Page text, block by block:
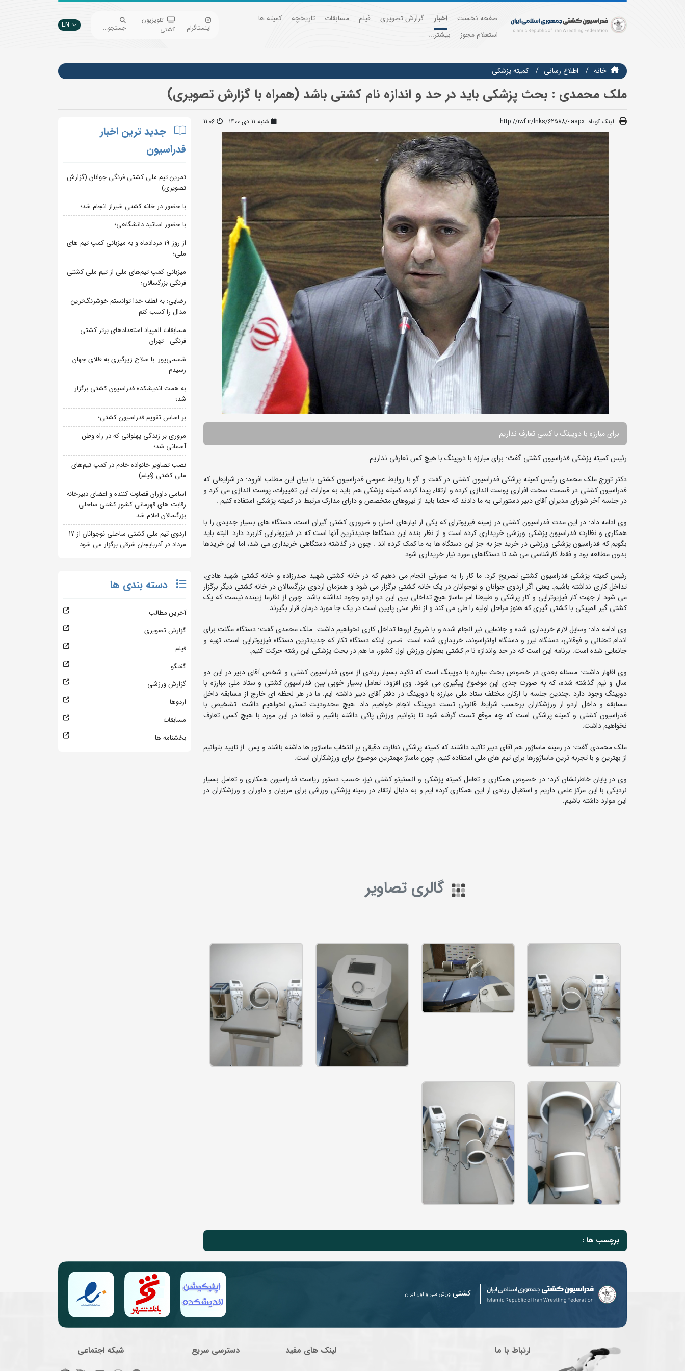
صفحه نخست اخبار گزارش تصویری فیلم مسابقات تاریخچه
کمیته ها
استعلام مجوز
بیشتر...
اینستاگرام
تلویزیون
کشتی
جستجو... EN
خانه اطلاع رسانی کمیته پزشکی
ملک محمدی : بحث پزشکی باید در حد و اندازه نام کشتی باشد (همراه با گزارش تصویری)
لینک کوتاه: http://iwf.ir/lnks/62588/-.aspx شنبه ۱۱ دی ۱۴۰۰ 11:06
برای مبارزه با دوپینگ با کسی تعارف نداریم
رئیس کمیته پزشکی فدراسیون کشتی گفت: برای مبارزه با دوپینگ با هیچ کس تعارفی نداریم.
دکتر تورج ملک محمدی رئیس کمیته پزشکی فدراسیون کشتی در گفت و گو با روابط عمومی فدراسیون کشتی با بیان این مطلب افزود: در شرایطی که
فدراسیون کشتی در قسمت سخت افزاری پوست اندازی کرده و ارتقاء پیدا کرده، کمیته پزشکی هم باید به موازات این تغییرات، پوست اندازی می کرد و
در جلسه آخر شورای مدیران آقای دبیر دستوراتی به ما دادند که حتما باید از نیروهای متخصص و دارای مدارک مرتبط در کمیته پزشکی استفاده کنیم .
وی ادامه داد: در این مدت فدراسیون کشتی در زمینه فیزیوترای که یکی از نیازهای اصلی و ضروری کشتی گیران است، دستگاه های بسیار جدیدی را با
همکاری و نظارت فدراسیون پزشکی ورزشی خریداری کرده است و از نظر بنده این دستگاها جدیدترین آنها است که در فیزیوتراپی کاربرد دارد. البته باید
بگویم که فدراسیون پزشکی ورزشی در خرید جز به جز این دستگاه ها به ما کمک کرده اند . چون در گذشته دستگاهی خریداری می شد، اما این خریدها
بدون مطالعه بود و فقط کارشناسی می شد تا دستگاهای مورد نیاز خریداری شود.
رئیس کمیته پزشکی فدراسیون کشتی تصریح کرد: ما کار را به صورتی انجام می دهیم که در خانه کشتی شهید صدرزاده و خانه کشتی شهید هادی،
تداخل کاری نداشته باشیم. یعنی اگر اردوی جوانان و نوجوانان در یک خانه کشتی برگزار می شود و همزمان اردوی بزرگسالان در خانه کشتی دیگر برگزار
می شود از جهت کار فیزیوتراپی و کار پزشکی و طبیعتا امر ماساژ هیچ تداخلی بین این دو اردو وجود نداشته باشد. چون از نظرما زیبنده نیست که یک
کشتی گیر المپیکی با کشتی گیری که هنوز مراحل اولیه را طی می کند و از نظر سنی پایین است در یک جا مورد درمان قرار بگیرند.
وی ادامه داد: وسایل لازم خریداری شده و جانمایی نیز انجام شده و با شروع اروها تداخل کاری نخواهیم داشت. ملک محمدی گفت: دستگاه مگنت برای
اندام تحتانی و فوقانی، دستگاه لیزر و دستگاه اولتراسوند، خریداری شده است. ضمن اینکه دستگاه تکار که جدیدترین دستگاه فیزیوتراپی است، تهیه و
جانمایی شده است. برنامه این است که در حد واندازه نا م کشتی بعنوان ورزش اول کشور، ما هم در بحث پزشکی این رشته حرکت کنیم.
وی اظهار داشت: مسئله بعدی در خصوص بحث مبارزه با دوپینگ است که تاکید بسیار زیادی از سوی فدراسیون کشتی و شخص آقای دبیر در این دو
سال و نیم گذشته شده، که به صورت جدی این موضوع پیگیری می شود. وی افزود: تعامل بسیار خوبی بین فدراسیون کشتی و ستاد ملی مبارزه با
دوپینگ وجود دارد .چندین جلسه با ارکان مختلف ستاد ملی مبارزه با دوپینگ در دفتر آقای دبیر داشته ایم. ما در هر لحظه ای خارج از مسابقه داخل
مسابقه و داخل اردو از ورزشکاران برحسب شرایط قانونی تست دوپینگ انجام خواهیم داد. هیچ محدودیت تستی نخواهیم داشت. تشخیص با
فدراسیون کشتی و کمیته پزشکی است که چه موقع تست گرفته شود تا بتوانیم ورزش پاکی داشته باشیم و قطعا در این مورد با هیچ کسی تعارف
نخواهیم داشت.
ملک محمدی گفت: در زمینه ماساژور هم آقای دبیر تاکید داشتند که کمیته پزشکی نظارت دقیقی بر انتخاب ماساژور ها داشته باشند و پس از تایید بتوانیم
از بهترین و با تجربه ترین ماساژورها برای تیم های ملی استفاده کنیم. چون ماساژ مهمترین موضوع برای ورزشکاران است.
وی در پایان خاطرنشان کرد: در خصوص همکاری و تعامل کمیته پزشکی و انستیتو کشتی نیز، حسب دستور ریاست فدراسیون همکاری و تعامل بسیار
نزدیکی با این مرکز علمی داریم و استقبال زیادی از این همکاری کرده ایم و به دنبال ارتقاء در زمینه پزشکی ورزشی برای مربیان و داوران و ورزشکاران در
این موارد داشته باشیم.
گالری تصاویر
برچسب ها :
جدید ترین اخبار
فدراسیون
تمرین تیم ملی کشتی فرنگی جوانان (گزارش
تصویری)
با حضور در خانه کشتی شیراز انجام شد؛
با حضور اساتید دانشگاهی؛
از روز 19 مردادماه و به میزبانی کمپ تیم های
ملی؛
میزبانی کمپ تیم‌های ملی از تیم ملی کشتی
فرنگی بزرگسالان؛
رضایی: به لطف خدا توانستم خوشرنگ‌ترین
مدال را کسب کنم
مسابقات المپیاد استعدادهای برتر کشتی
فرنگی - تهران
شمسی‌پور: با سلاح زیرگیری به طلای جهان
رسیدم
به همت اندیشکده فدراسیون کشتی برگزار
شد؛
بر اساس تقویم فدراسیون کشتی؛
مروری بر زندگی پهلوانی که در راه وطن
آسمانی شد؛
نصب تصاویر خانواده خادم در کمپ تیم‌های
ملی کشتی (فیلم)
اسامی داوران قضاوت کننده و اعضای دبیرخانه
رقابت های قهرمانی کشور کشتی ساحلی
بزرگسالان اعلام شد
اردوی تیم ملی کشتی ساحلی نوجوانان از 17
مرداد در آذربایجان شرقی برگزار می شود
دسته بندی ها
آخرین مطالب
گزارش تصویری
فیلم
گفتگو
گزارش ورزشی
اردوها
مسابقات
بخشنامه ها
کشتی ورزش ملی و اول ایران
ارتباط با ما لینک های مفید دسترسی سریع شبکه اجتماعی